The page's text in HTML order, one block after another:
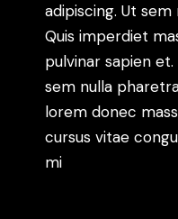
adipiscing. Ut
Quis imperdiet
pulvinar sapien
sem nulla
lorem donec
cursus vitae
mi